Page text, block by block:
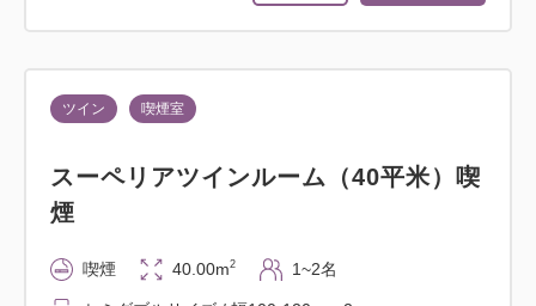
ツイン 喫煙室
スーペリアツインルーム（40平米）喫
煙
喫煙 40.00m2 1~2名